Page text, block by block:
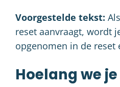
Voorgestelde tekst:
reset aanvraagt, wordt
opgenomen in de reset
Hoelang we